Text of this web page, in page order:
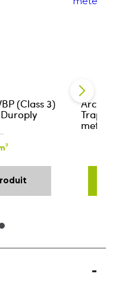
(Class 3)
meters